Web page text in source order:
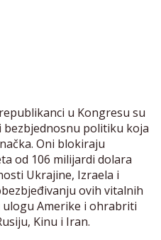
u Kongresu su
bezbjednosnu politiku koja
Oni blokiraju
od 106 milijardi dolara
Ukrajine, Izraela i
ovih vitalnih
Amerike i ohrabriti
Kinu i Iran.